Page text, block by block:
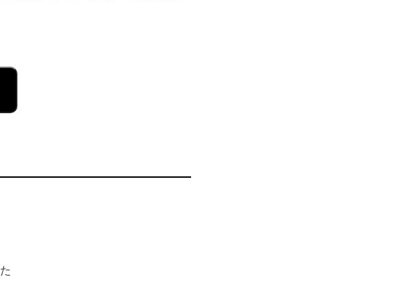
メキシコのみならずインドや中国、
世界中に創作のイメージを求める姿
山光人の仕事を紹介します。